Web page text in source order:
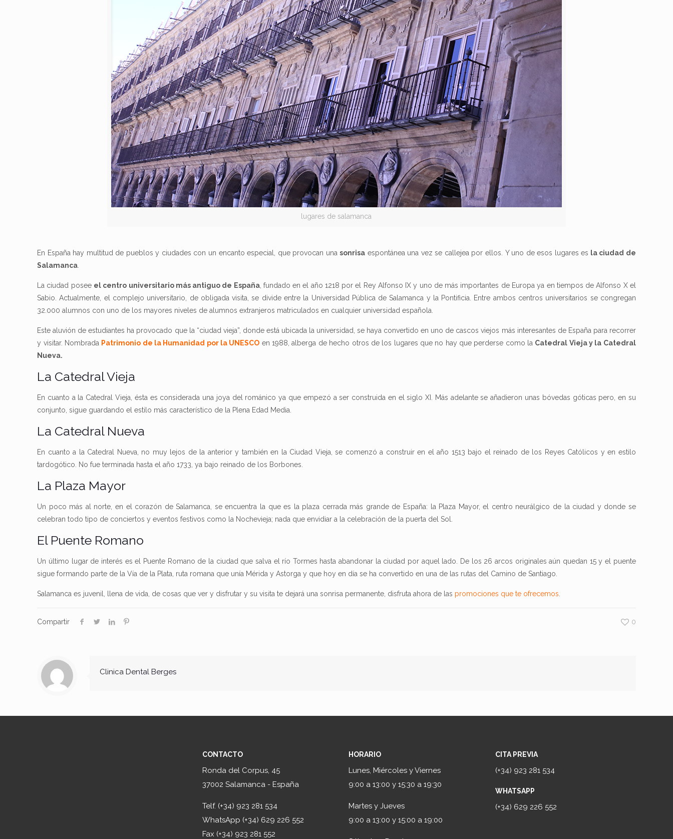
lugares de salamanca
En España hay multitud de pueblos y ciudades con un encanto especial, que provocan unasonrisa espontánea una vez se callejea por ellos. Y uno de esos lugares es la ciudad de
Salamanca
La ciudad posee el centro universitario más antiguo de España, fundado en el año 1218 por el Rey Alfonso IX y uno de más importantes de Europa ya en tiempos de Alfonso X el
Sabio. Actualmente, el complejo universitario, de obligada visita, se divide entre la Universidad Pública de Salamanca y la Pontificia. Entre ambos centros universitarios se congregan
32.000 alumnos con uno de los mayores niveles de alumnos extranjeros matriculados en cualquier universidad española.
Este aluvión de estudiantes ha provocado que la “ciudad vieja”, donde está ubicada la universidad, se haya convertido en uno de cascos viejos más interesantes de España para recorrer
y visitar. Nombrada Patrimonio de la Humanidad por la UNESCO en 1988, alberga de hecho otros de los lugares que no hay que perderse como la Catedral Vieja y la Catedral
Nueva.
La Catedral Vieja
En cuanto a la Catedral Vieja, ésta es considerada una joya del románico ya que empezó a ser construida en el siglo XI. Más adelante se añadieron unas bóvedas góticas pero, en su
conjunto, sigue guardando el estilo más característico de la Plena Edad Media.
La Catedral Nueva
En cuanto a la Catedral Nueva, no muy lejos de la anterior y también en la Ciudad Vieja, se comenzó a construir en el año 1513 bajo el reinado de los Reyes Católicos y en estilo
tardogótico. No fue terminada hasta el año 1733, ya bajo reinado de los Borbones.
La Plaza Mayor
Un poco más al norte, en el corazón de Salamanca, se encuentra la que es la plaza cerrada más grande de España: la Plaza Mayor, el centro neurálgico de la ciudad y donde se
celebran todo tipo de conciertos y eventos festivos como la Nochevieja; nada que envidiar a la celebración de la puerta del Sol.
El Puente Romano
Un último lugar de interés es el Puente Romano de la ciudad que salva el río Tormes hasta abandonar la ciudad por aquel lado. De los 26 arcos originales aún quedan 15 y el puente
sigue formando parte de la Vía de la Plata, ruta romana que unía Mérida y Astorga y que hoy en día se ha convertido en una de las rutas del Camino de Santiago.
Salamanca es juvenil, llena de vida, de cosas que ver y disfrutar y su visita te dejará una sonrisa permanente, disfruta ahora de las promociones que te ofrecemos
Compartir 0
Clinica Dental Berges
CONTACTO
Ronda del Corpus, 45
37002 Salamanca - España
Telf. (+34) 923 281 534
WhatsApp (+34) 629 226 552
Fax (+34) 923 281 552
HORARIO
Lunes, Miércoles y Viernes
9:00 a 13:00 y 15:30 a 19:30
Martes y Jueves
9:00 a 13:00 y 15:00 a 19:00
CITA PREVIA
(+34) 923 281 534
WHATSAPP
(+34) 629 226 552